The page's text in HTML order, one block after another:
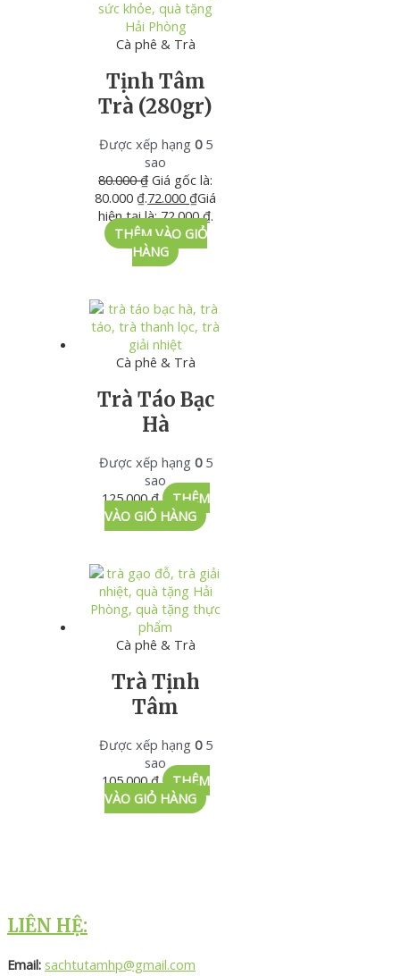
Cà phê & Trà
Tịnh Tâm
Trà (280gr)
Được xếp hạng 05
sao
80.000₫ Giá gốc là:
80.000 ₫.72.000₫Giá
hiện tại là: 72.000 ₫.
THÊM VÀO GIỎ
HÀNG
Cà phê & Trà
Trà Táo Bạc
Hà
Được xếp hạng 05
sao
125.000₫
THÊM
VÀO GIỎ HÀNG
Cà phê & Trà
Trà Tịnh
Tâm
Được xếp hạng 05
sao
105.000₫
THÊM
VÀO GIỎ HÀNG
LIÊN HỆ:
Email: sachtutamhp@gmail.com